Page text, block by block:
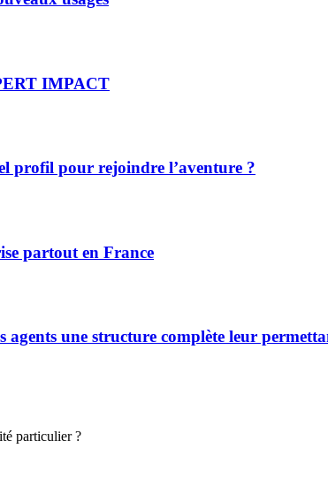
IMPACT
profil pour rejoindre l’aventure ?
partout en France
une structure complète leur
particulier ?